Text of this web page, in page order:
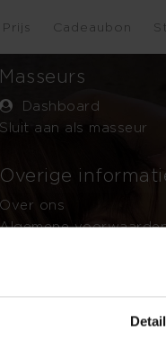
Prijs Cadeaubon
Masseurs
Dashboard
Sluit aan als masseur
Overige
Over ons
Algemene